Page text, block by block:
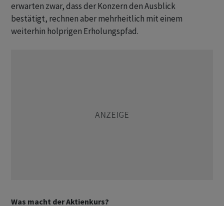
erwarten zwar, dass der Konzern den Ausblick
bestätigt, rechnen aber mehrheitlich mit einem
weiterhin holprigen Erholungspfad.
Was macht der Aktienkurs?